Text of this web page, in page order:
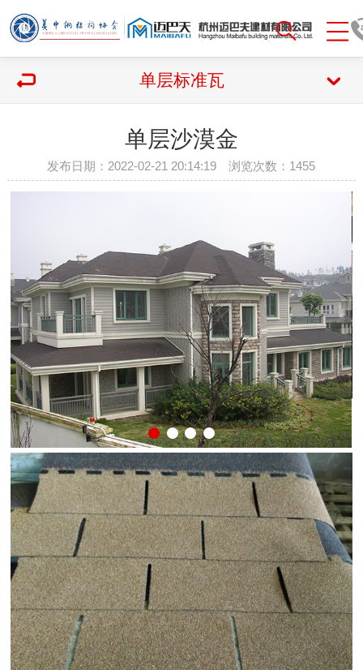
单层标准瓦
单层沙漠金
发布日期：2022-02-21 20:14:19 浏览次数： 1455